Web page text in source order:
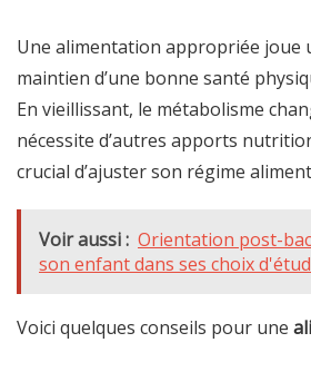
Une alimentation appropriée joue
maintien d’une bonne santé
En vieillissant, le métabolisme
nécessite d’autres apports
crucial d’ajuster son régime
Voir aussi : Orientation post-
son enfant dans ses choix
Voici quelques conseils pour une